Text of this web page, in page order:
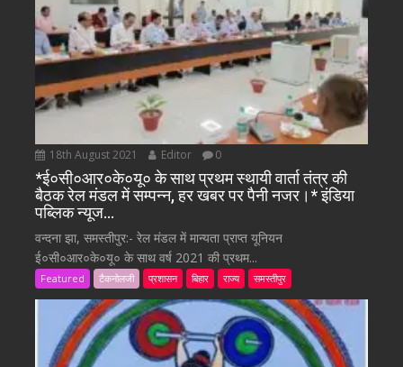
18th August 2021 Editor 0
*ई०सी०आर०के०यू० के साथ प्रथम स्थायी वार्ता तंत्र की
बैठक रेल मंडल में सम्पन्न, हर खबर पर पैनी नजर।* इंडिया
पब्लिक न्यूज…
वन्दना झा, समस्तीपुर:- रेल मंडल में मान्यता प्राप्त यूनियन
ई०सी०आर०के०यू० के साथ वर्ष 2021 की प्रथम...
Featured टैकनोलजी प्रशासन बिहार राज्य समस्तीपुर